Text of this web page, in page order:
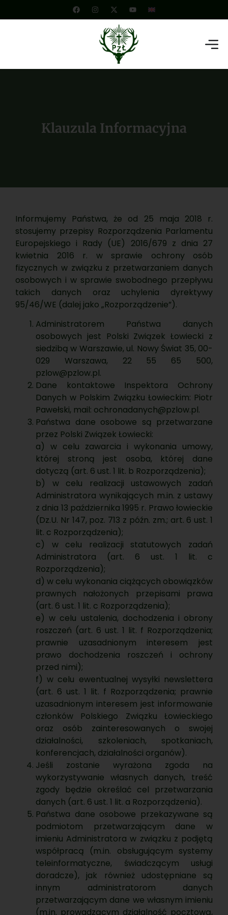
Klauzula Informacyjna
Informujemy Państwa, że od 25 maja 2018 r.
stosujemy przepisy Rozporządzenia Parlamentu
Europejskiego i Rady (UE) 2016/679 z dnia 27
kwietnia 2016 r. w sprawie ochrony osób
fizycznych w związku z przetwarzaniem danych
osobowych i w sprawie swobodnego przepływu
takich danych oraz uchylenia dyrektywy
95/46/WE (dalej jako „Rozporządzenie”).
Administratorem Państwa danych
osobowych jest Polski Związek Łowiecki z
siedzibą w Warszawie, ul. Nowy Świat 35, 00-
029 Warszawa, 22 55 65 500,
pzlow@pzlow.pl.
Dane kontaktowe Inspektora Ochrony
Danych w Polskim Związku Łowieckim: Piotr
Pawełski, mail: ochronadanych@pzlow.pl.
Państwa dane osobowe są przetwarzane
przez Polski Związek Łowiecki:
a) w celu zawarcia i wykonania umowy,
której stroną jest osoba, której dane
dotyczą (art. 6 ust. 1 lit. b Rozporządzenia);
b) w celu realizacji ustawowych zadań
Administratora wynikających m.in. z ustawy
z dnia 13 października 1995 r. Prawo łowieckie
(Dz.U. Nr 147, poz. 713 z późn. zm.; art. 6 ust. 1
lit. c Rozporządzenia);
c) w celu realizacji statutowych zadań
Administratora (art. 6 ust. 1 lit. c
Rozporządzenia);
d) w celu wykonania ciążących obowiązków
prawnych nałożonych przepisami prawa
(art. 6 ust. 1 lit. c Rozporządzenia);
e) w celu ustalenia, dochodzenia i obrony
roszczeń (art. 6 ust. 1 lit. f Rozporządzenia;
prawnie uzasadnionym interesem jest
prawo dochodzenia roszczeń i ochrony
przed nimi);
f) w celu ewentualnej wysyłki newslettera
(art. 6 ust. 1 lit. f Rozporządzenia; prawnie
uzasadnionym interesem jest informowanie
członków Polskiego Związku Łowieckiego
oraz osób zainteresowanych o swojej
działalności, szkoleniach, spotkaniach,
konferencjach, działalności organów).
Jeśli zostanie wyrażona zgoda na
wykorzystywanie własnych danych, treść
zgody będzie określać cel przetwarzania
danych (art. 6 ust. 1 lit. a Rozporządzenia).
Państwa dane osobowe przekazywane są
podmiotom przetwarzającym dane w
imieniu Administratora w związku z podjętą
współpracą (m.in. obsługującym systemy
teleinformatyczne, świadczącym usługi
doradcze), jak również udostępniane są
innym administratorom danych
przetwarzającym dane we własnym imieniu
(m.in. prowadzącym działalność pocztową,